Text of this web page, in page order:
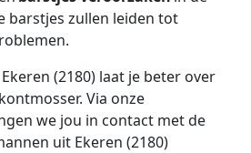
barstjes zullen leiden tot
(2180) laat je beter over
Via onze
we jou in contact met de
uit Ekeren (2180)